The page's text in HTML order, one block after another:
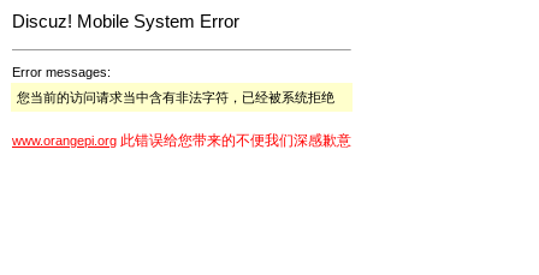
Discuz! Mobile System Error
Error messages:
您当前的访问请求当中含有非法字符，已经被系统拒绝
www.orangepi.org 此错误给您带来的不便我们深感歉意